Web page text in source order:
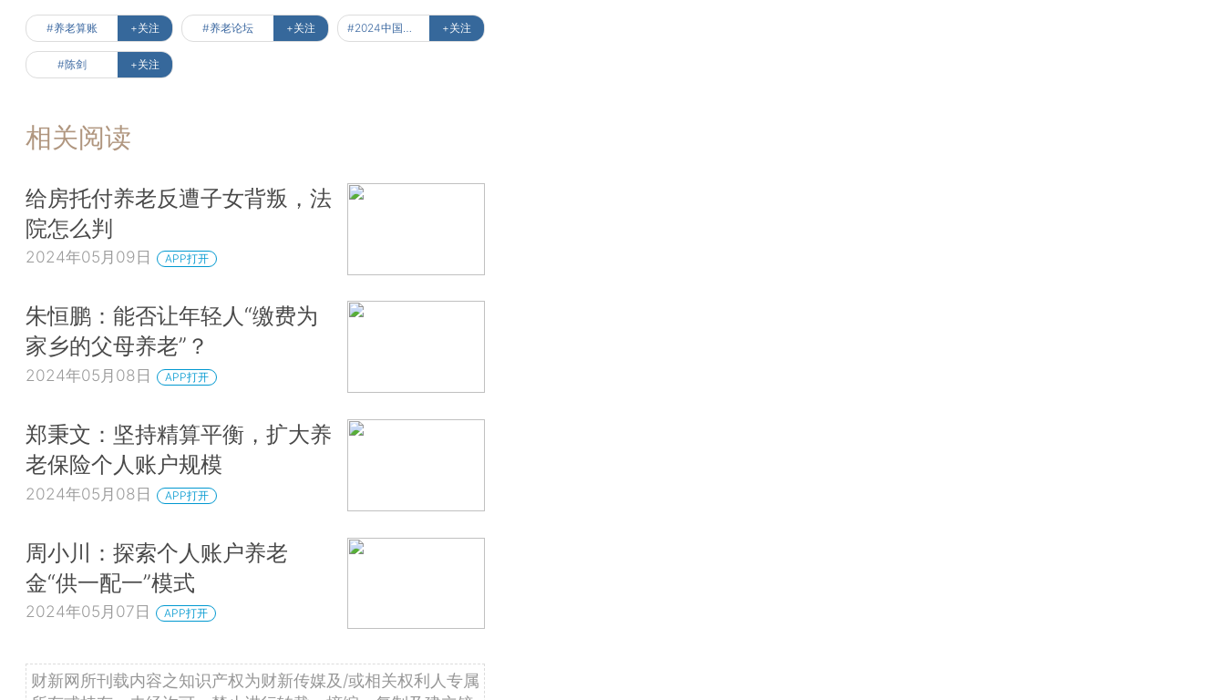
#养老算账 +关注 #养老论坛 +关注 #2024中国养老产业论坛 +关注
#陈剑 +关注
相关阅读
给房托付养老反遭子女背叛，法
院怎么判
2024年05月09日 APP打开
朱恒鹏：能否让年轻人“缴费为
家乡的父母养老”？
2024年05月08日 APP打开
郑秉文：坚持精算平衡，扩大养
老保险个人账户规模
2024年05月08日 APP打开
周小川：探索个人账户养老
金“供一配一”模式
2024年05月07日 APP打开
财新网所刊载内容之知识产权为财新传媒及/或相关权利人专属